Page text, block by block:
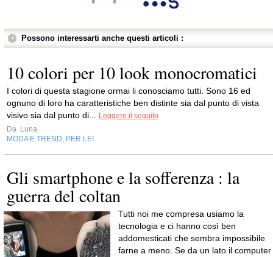
Possono interessarti anche questi articoli :
10 colori per 10 look monocromatici
I colori di questa stagione ormai li conosciamo tutti. Sono 16 ed
ognuno di loro ha caratteristiche ben distinte sia dal punto di vista
visivo sia dal punto di...
Leggere il seguito
Da Luna
MODA E TREND
PER LEI
Gli smartphone e la sofferenza : la
guerra del coltan
Tutti noi me compresa usiamo la
tecnologia e ci hanno così ben
addomesticati che sembra impossibile
farne a meno. Se da un lato il computer